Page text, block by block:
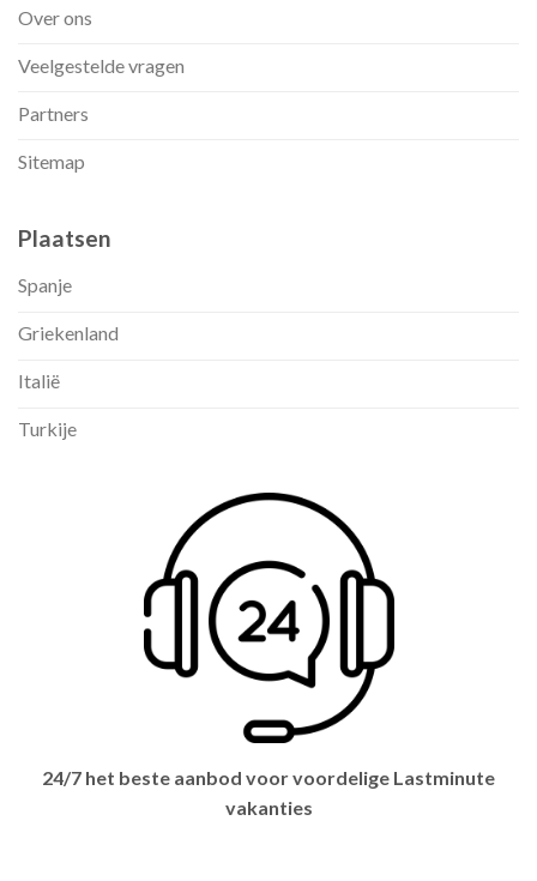
Over ons
Veelgestelde vragen
Partners
Sitemap
Plaatsen
Spanje
Griekenland
Italië
Turkije
24/7 het beste aanbod voor voordelige Lastminute
vakanties